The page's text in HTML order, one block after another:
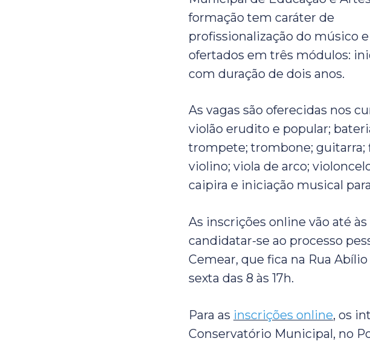
formação tem caráter de
profissionalização do músico e
ofertados em três módulos:
com duração de dois anos.
As vagas são oferecidas nos
violão erudito e popular;
trompete; trombone; guitarra;
violino; viola de arco;
caipira e iniciação musical
As inscrições online vão até
candidatar-se ao processo
Cemear, que fica na Rua
sexta das 8 às 17h.
Para as inscrições online, os
Conservatório Municipal, no